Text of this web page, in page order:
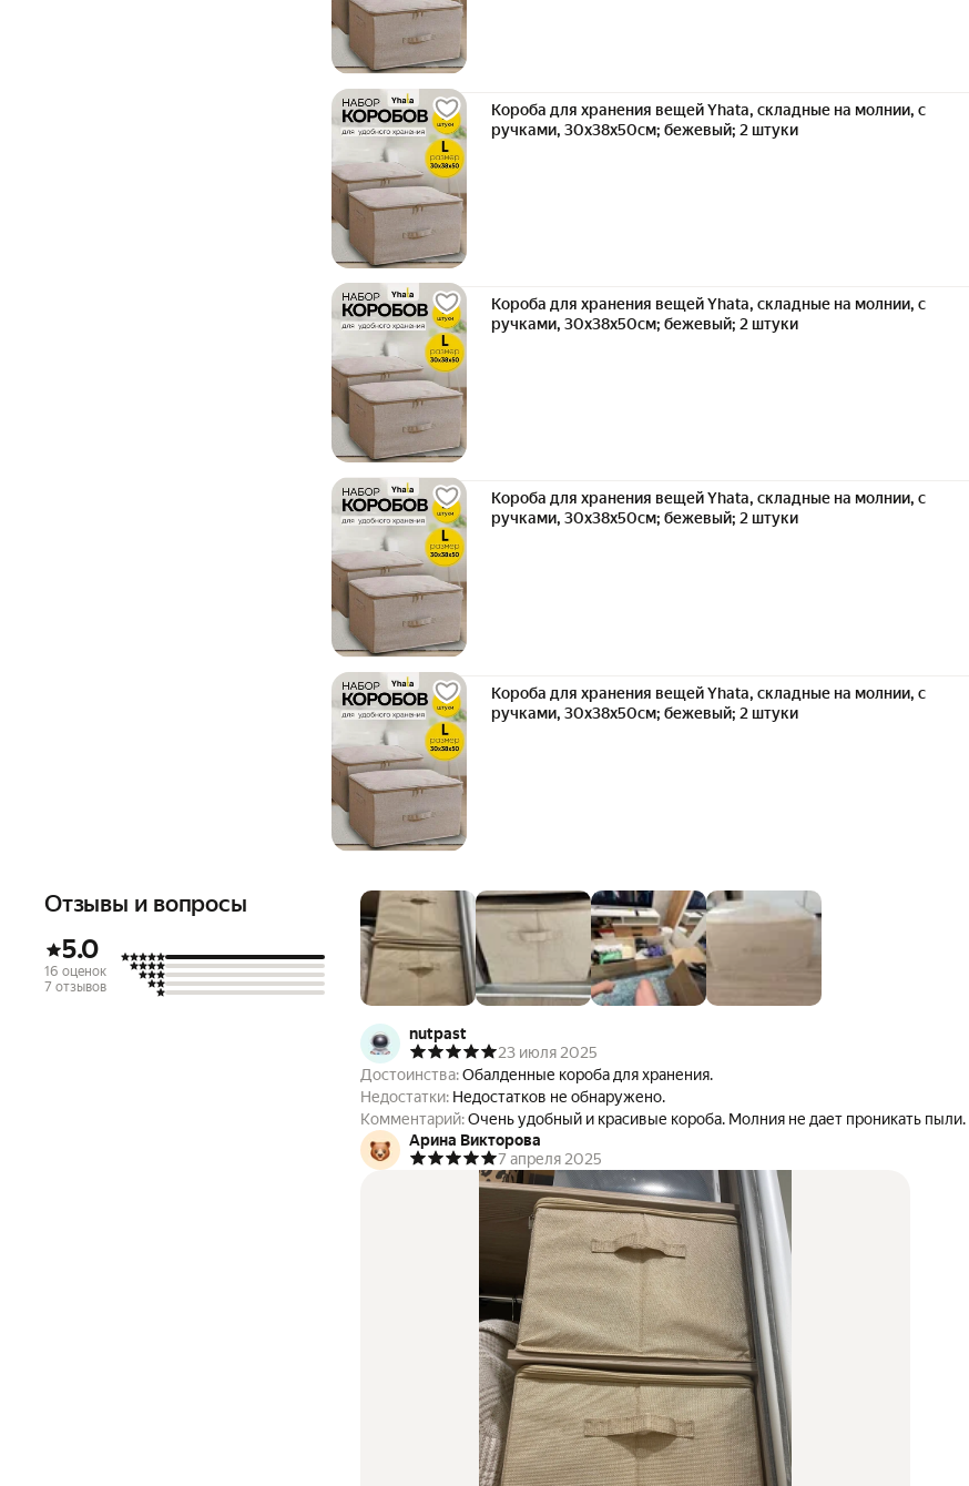
Короба для хранения вещей Yhata, складные на молнии, с
ручками, 30x38x50см; бежевый; 2 штуки
Короба для хранения вещей Yhata, складные на молнии, с
ручками, 30x38x50см; бежевый; 2 штуки
Короба для хранения вещей Yhata, складные на молнии, с
ручками, 30x38x50см; бежевый; 2 штуки
Короба для хранения вещей Yhata, складные на молнии, с
ручками, 30x38x50см; бежевый; 2 штуки
Отзывы и вопросы
5.0
16 оценок
7 отзывов
nutpast
23 июля 2025
Достоинства:Обалденные короба для хранения.
Недостатки: Недостатков не обнаружено.
Комментарий:
Арина Викторова
7 апреля 2025